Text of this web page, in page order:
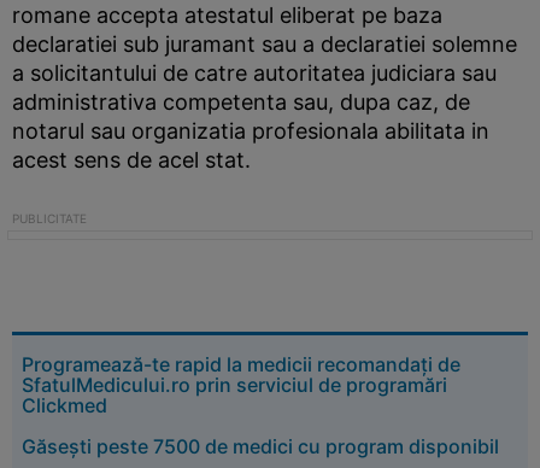
romane accepta atestatul eliberat pe baza
declaratiei sub juramant sau a declaratiei solemne
a solicitantului de catre autoritatea judiciara sau
administrativa competenta sau, dupa caz, de
notarul sau organizatia profesionala abilitata in
acest sens de acel stat.
Programează-te rapid la medicii recomandați de
SfatulMedicului.ro prin serviciul de programări
Clickmed
Găsești peste 7500 de medici cu program disponibil